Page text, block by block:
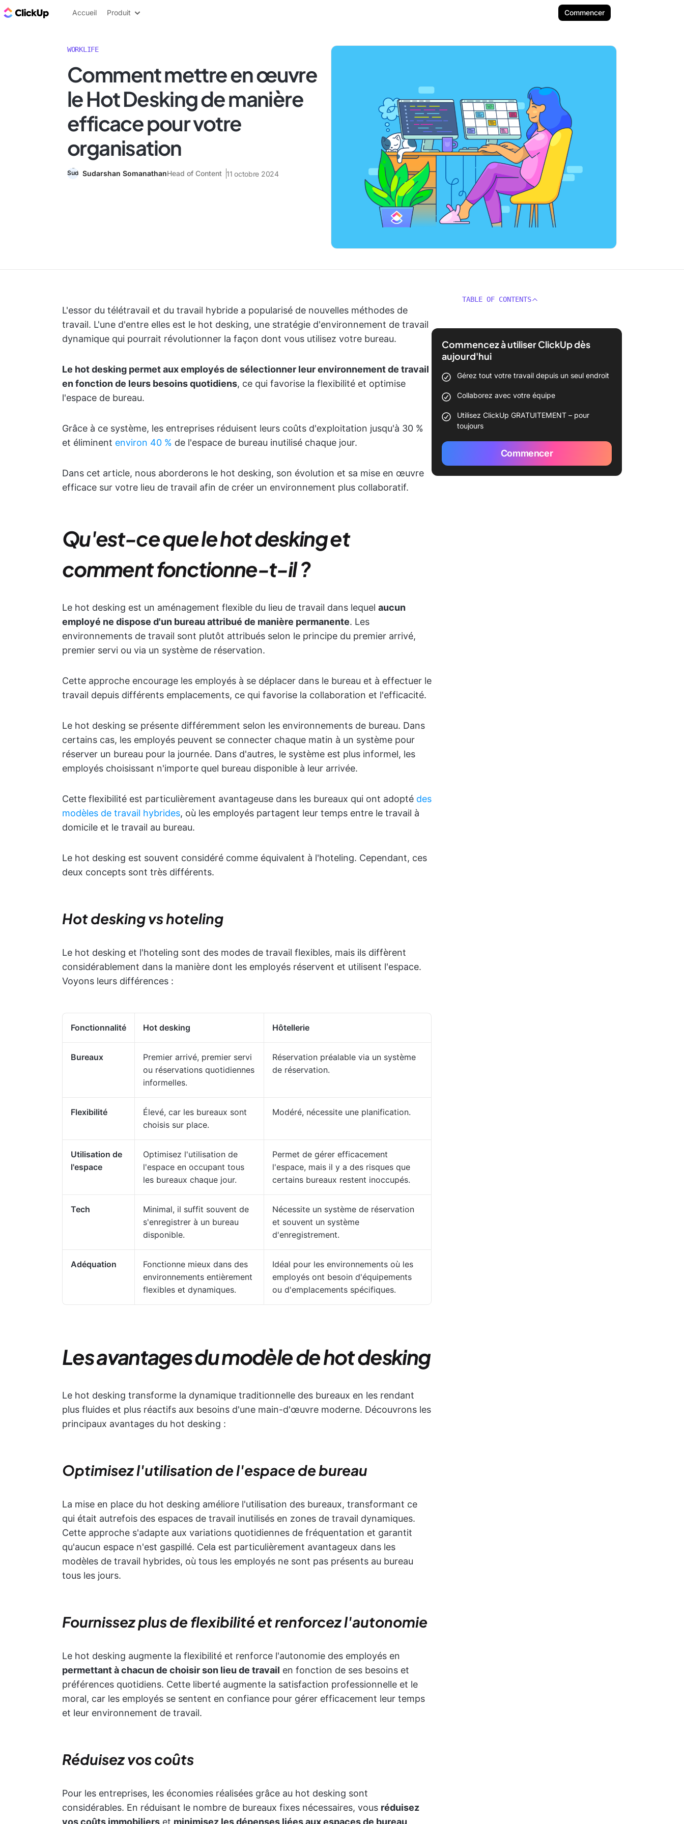
ClickUp Blog
Accueil Produit Commencer
WORKLIFE
Comment mettre en œuvre
le Hot Desking de manière
efficace pour votre
organisation
Sudarshan SomanathanHead of Content 11 octobre 2024
L'essor du télétravail et du travail hybride a popularisé de nouvelles méthodes de
travail. L'une d'entre elles est le hot desking, une stratégie d'environnement de travail
dynamique qui pourrait révolutionner la façon dont vous utilisez votre bureau.
Le hot desking permet aux employés de sélectionner leur environnement de travail
en fonction de leurs besoins quotidiens, ce qui favorise la flexibilité et optimise
l'espace de bureau.
Grâce à ce système, les entreprises réduisent leurs coûts d'exploitation jusqu'à 30 %
et éliminent environ 40 % de l'espace de bureau inutilisé chaque jour.
Dans cet article, nous aborderons le hot desking, son évolution et sa mise en œuvre
efficace sur votre lieu de travail afin de créer un environnement plus collaboratif.
Qu'est-ce que le hot desking et
comment fonctionne-t-il ?
Le hot desking est un aménagement flexible du lieu de travail dans lequel aucun
employé ne dispose d'un bureau attribué de manière permanente. Les
environnements de travail sont plutôt attribués selon le principe du premier arrivé,
premier servi ou via un système de réservation.
Cette approche encourage les employés à se déplacer dans le bureau et à effectuer le
travail depuis différents emplacements, ce qui favorise la collaboration et l'efficacité.
Le hot desking se présente différemment selon les environnements de bureau. Dans
certains cas, les employés peuvent se connecter chaque matin à un système pour
réserver un bureau pour la journée. Dans d'autres, le système est plus informel, les
employés choisissant n'importe quel bureau disponible à leur arrivée.
Cette flexibilité est particulièrement avantageuse dans les bureaux qui ont adopté des
modèles de travail hybrides, où les employés partagent leur temps entre le travail à
domicile et le travail au bureau.
Le hot desking est souvent considéré comme équivalent à l'hoteling. Cependant, ces
deux concepts sont très différents.
Hot desking vs hoteling
Le hot desking et l'hoteling sont des modes de travail flexibles, mais ils diffèrent
considérablement dans la manière dont les employés réservent et utilisent l'espace.
Voyons leurs différences :
Fonctionnalité Hot desking Hôtellerie
Bureaux
Premier arrivé, premier servi
ou réservations quotidiennes
informelles.
Réservation préalable via un système
de réservation.
Flexibilité
Élevé, car les bureaux sont
choisis sur place.
Modéré, nécessite une planification.
Utilisation de
l'espace
Optimisez l'utilisation de
l'espace en occupant tous
les bureaux chaque jour.
Permet de gérer efficacement
l'espace, mais il y a des risques que
certains bureaux restent inoccupés.
Tech
Minimal, il suffit souvent de
s'enregistrer à un bureau
disponible.
Nécessite un système de réservation
et souvent un système
d'enregistrement.
Adéquation
Fonctionne mieux dans des
environnements entièrement
flexibles et dynamiques.
Idéal pour les environnements où les
employés ont besoin d'équipements
ou d'emplacements spécifiques.
Les avantages du modèle de hot desking
Le hot desking transforme la dynamique traditionnelle des bureaux en les rendant
plus fluides et plus réactifs aux besoins d'une main-d'œuvre moderne. Découvrons les
principaux avantages du hot desking :
Optimisez l'utilisation de l'espace de bureau
La mise en place du hot desking améliore l'utilisation des bureaux, transformant ce
qui était autrefois des espaces de travail inutilisés en zones de travail dynamiques.
Cette approche s'adapte aux variations quotidiennes de fréquentation et garantit
qu'aucun espace n'est gaspillé. Cela est particulièrement avantageux dans les
modèles de travail hybrides, où tous les employés ne sont pas présents au bureau
tous les jours.
Fournissez plus de flexibilité et renforcez l'autonomie
Le hot desking augmente la flexibilité et renforce l'autonomie des employés en
permettant à chacun de choisir son lieu de travail en fonction de ses besoins et
préférences quotidiens. Cette liberté augmente la satisfaction professionnelle et le
moral, car les employés se sentent en confiance pour gérer efficacement leur temps
et leur environnement de travail.
Réduisez vos coûts
Pour les entreprises, les économies réalisées grâce au hot desking sont
considérables. En réduisant le nombre de bureaux fixes nécessaires, vous réduisez
vos coûts immobiliers et minimisez les dépenses liées aux espaces de bureau
TABLE OF CONTENTS
Commencez à utiliser ClickUp dès
aujourd'hui
Gérez tout votre travail depuis un seul endroit
Collaborez avec votre équipe
Utilisez ClickUp GRATUITEMENT – pour
toujours
Commencer